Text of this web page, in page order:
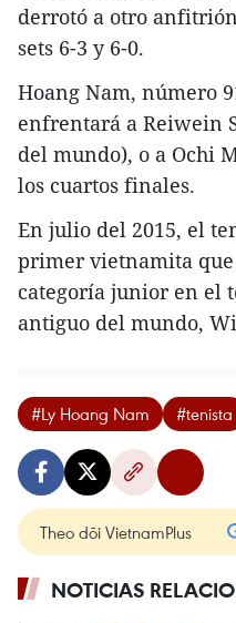
derrotó a otro
sets 6-3 y 6-0.
Hoang Nam, número
enfrentará a Reiwein
del mundo), o a Ochi
los cuartos finales.
En julio del 2015, el
primer vietnamita
categoría junior en el
antiguo del mundo,
#Ly Hoang Nam #tenista
Theo dõi VietnamPlus
NOTICIAS